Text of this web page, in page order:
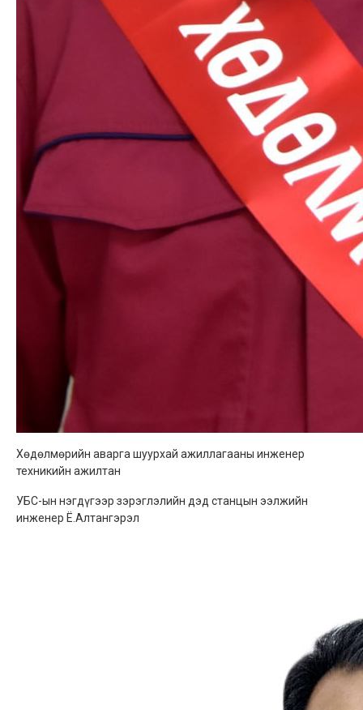
Хөдөлмөрийн аварга шуурхай ажиллагааны инженер
техникийн ажилтан
УБС-ын нэгдүгээр зэрэглэлийн дэд станцын ээлжийн
инженер Ё.Алтангэрэл